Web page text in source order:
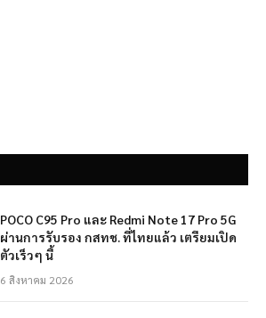
POCO C95 Pro และ Redmi Note 17 Pro 5G
ผ่านการรับรอง กสทช. ที่ไทยแล้ว เตรียมเปิด
ตัวเร็วๆ นี้
6 สิงหาคม 2026